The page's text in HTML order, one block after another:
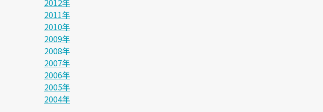
2012年
2011年
2010年
2009年
2008年
2007年
2006年
2005年
2004年